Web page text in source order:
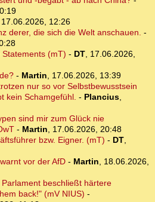
17.06.2026, 12:26
derer, die sich die Welt anschauen. -
(mT) - DT, 17.06.2026,
- Martin, 17.06.2026, 13:39
nur so vor Selbstbewusstsein
kein Schamgefühl. - Plancius,
sind mir zum Glück nie
- Martin, 17.06.2026, 20:48
bzw. Eigner. (mT) - DT,
vor der AfD- Martin, 18.06.2026,
beschließt härtere
back!" (mV NIUS) -